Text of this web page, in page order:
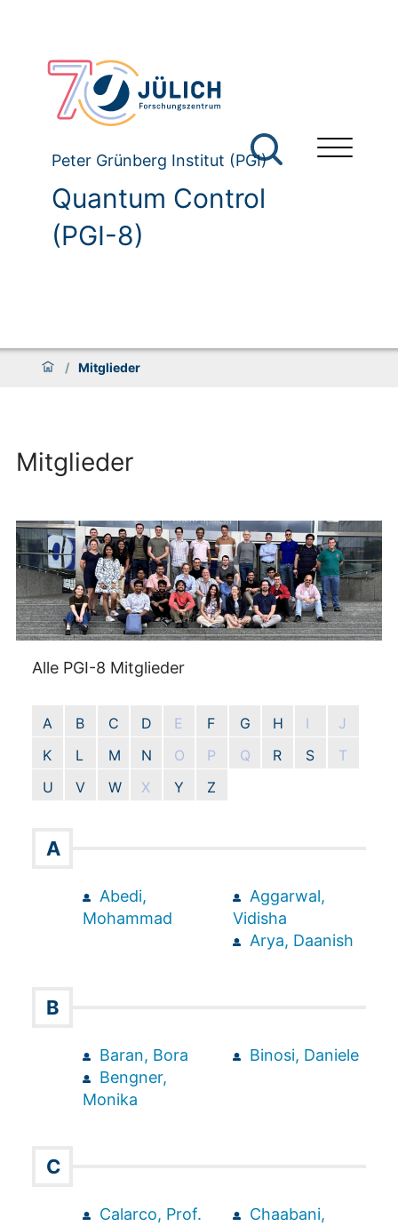
Peter Grünberg Institut (PGI)
Quantum Control
(PGI-8)
/ Mitglieder
Mitglieder
Alle PGI-8 Mitglieder
A B C D E F G H I
J
K
L M N O P Q R S
T
U
V W X Y Z
A
Abedi,
Mohammad
Aggarwal,
Vidisha
Arya, Daanish
B
Baran, Bora
Bengner,
Monika
Binosi, Daniele
C
Calarco, Prof.
Chaabani,